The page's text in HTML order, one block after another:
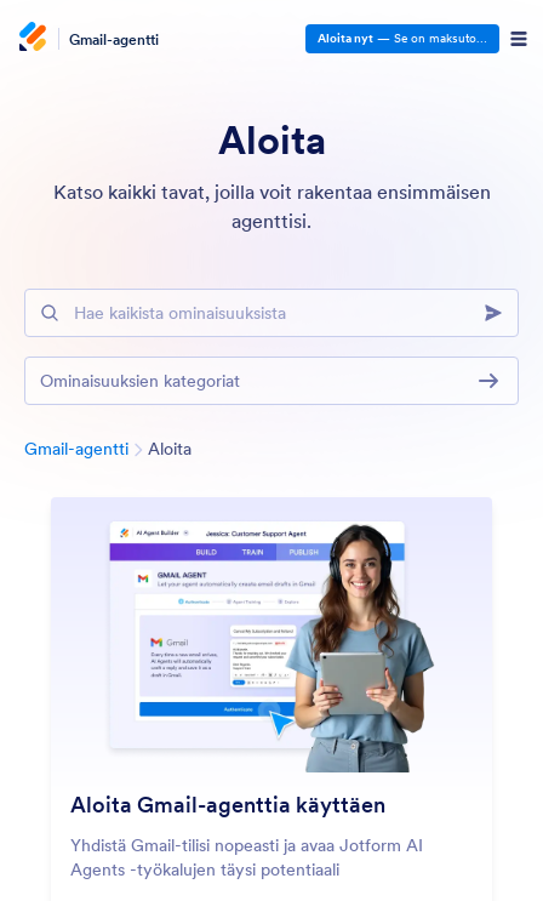
Gmail-agentti Aloita nyt — Se on maksutonta
Aloita
Katso kaikki tavat, joilla voit rakentaa ensimmäisen
agenttisi.
Hae kaikista ominaisuuksista
Gmail-agentti AloitaKategoria
Aloita Gmail-agenttia käyttäen
Yhdistä Gmail-tilisi nopeasti ja avaa Jotform AI
Agents -työkalujen täysi potentiaali
Ominaisuuksien kategoriat